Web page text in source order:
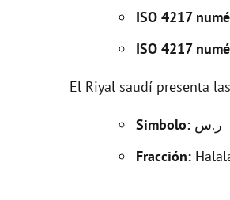
ISO 4217
ISO 4217
El Riyal saudí presenta
Simbolo: ر.س
Fracción: